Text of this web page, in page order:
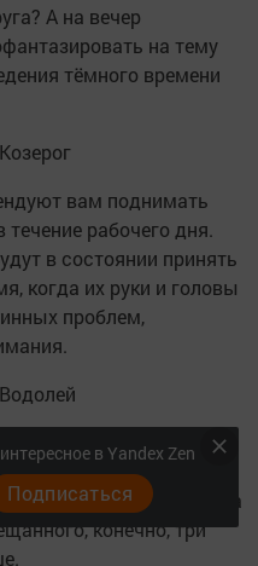
А на вечер
на тему
тёмного времени
вам поднимать
рабочего дня.
в состоянии принять
когда их руки и головы
проблем,
давать опрометчивые
в разгар
придется ответить за
конечно, три
в Yandex Zen
Подписаться